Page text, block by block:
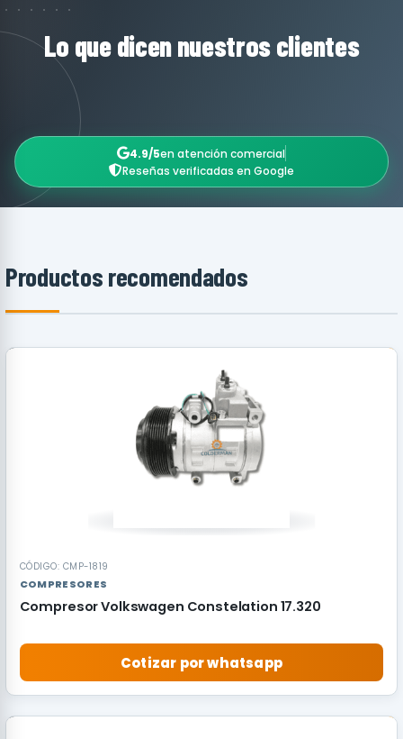
Lo que dicen nuestros clientes
4.9/5en atención comercial
Reseñas verificadas en Google
Productos recomendados
CÓDIGO: CMP-1819
COMPRESORES
Compresor Volkswagen Constelation 17.320
Cotizar por whatsapp